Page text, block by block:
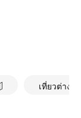
เที่ยวต่างป